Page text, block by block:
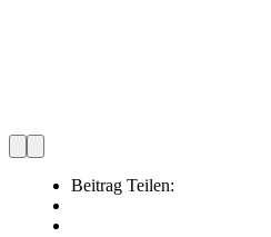
Beitrag Teilen: